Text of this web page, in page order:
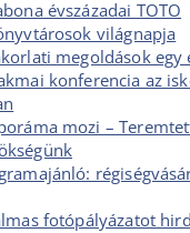
évszázadai TOTO
világnapja
megoldások egy
konferencia az
mozi –
fotópályázatot